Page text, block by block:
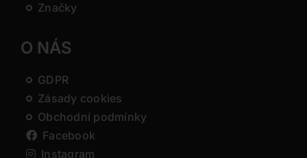
Značky
O NÁS
GDPR
Zásady cookies
Obchodní podmínky
Facebook
Instagram